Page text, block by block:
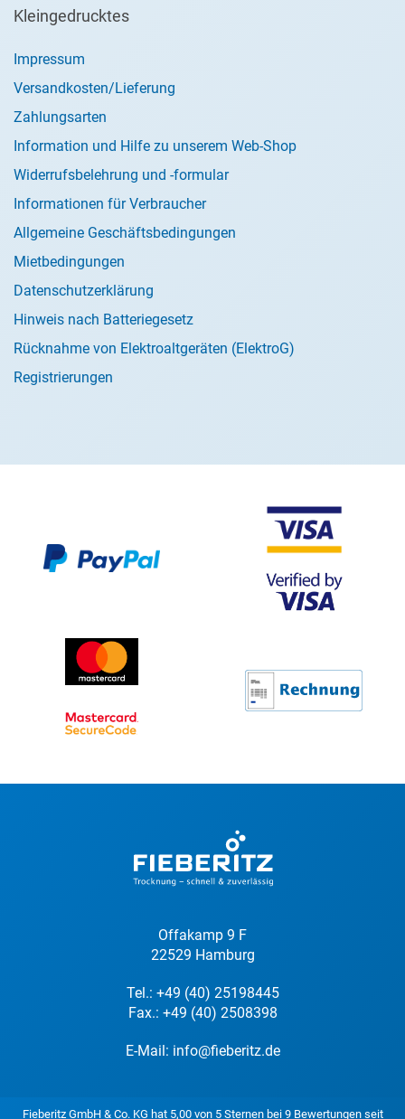
Kleingedrucktes
Impressum
Versandkosten/Lieferung
Zahlungsarten
Information und Hilfe zu unserem Web-Shop
Widerrufsbelehrung und -formular
Informationen für Verbraucher
Allgemeine Geschäftsbedingungen
Mietbedingungen
Datenschutzerklärung
Hinweis nach Batteriegesetz
Rücknahme von Elektroaltgeräten (ElektroG)
Registrierungen
Offakamp 9 F
22529 Hamburg
Tel.: +49 (40) 25198445
Fax.: +49 (40) 2508398
E-Mail: info@fieberitz.de
Fieberitz GmbH & Co. KG hat 5,00von 5Sternen bei 9Bewertungen seit